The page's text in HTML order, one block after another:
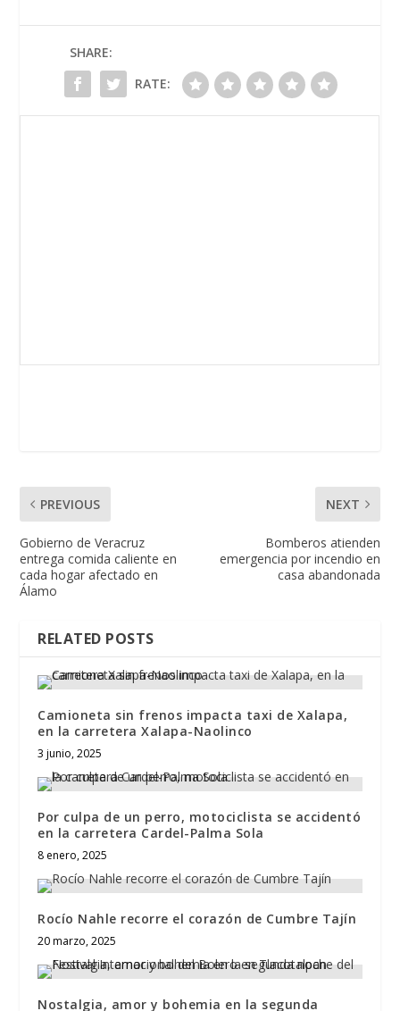
SHARE:
RATE:
PREVIOUS
Gobierno de Veracruz
entrega comida caliente en
cada hogar afectado en
Álamo
NEXT
Bomberos atienden
emergencia por incendio en
casa abandonada
RELATED POSTS
Camioneta sin frenos impacta taxi de Xalapa,
en la carretera Xalapa-Naolinco
3 junio, 2025
Por culpa de un perro, motociclista se accidentó
en la carretera Cardel-Palma Sola
8 enero, 2025
Rocío Nahle recorre el corazón de Cumbre Tajín
20 marzo, 2025
Nostalgia, amor y bohemia en la segunda